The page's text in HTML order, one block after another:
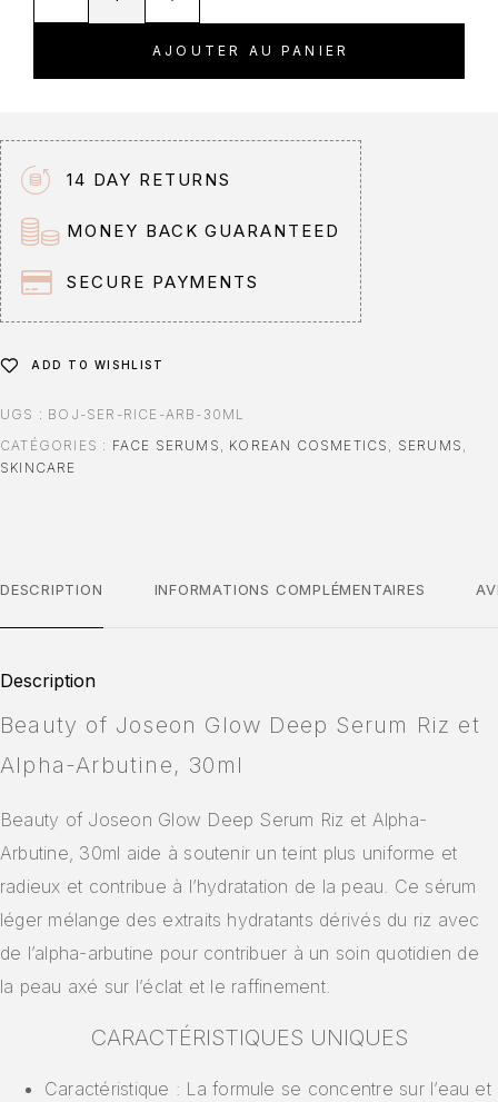
AJOUTER AU PANIER
a
t
i
v
e
:
14 DAY RETURNS
MONEY BACK GUARANTEED
SECURE PAYMENTS
ADD TO WISHLIST
UGS : BOJ-SER-RICE-ARB-30ML
CATÉGORIES : FACE SERUMS , KOREAN COSMETICS , SERUMS ,
SKINCARE
DESCRIPTION INFORMATIONS COMPLÉMENTAIRES
Description
Beauty of Joseon Glow Deep Serum Riz et
Alpha-Arbutine, 30ml
Beauty of Joseon Glow Deep Serum Riz et Alpha-
Arbutine, 30ml aide à soutenir un teint plus uniforme et
radieux et contribue à l’hydratation de la peau. Ce sérum
léger mélange des extraits hydratants dérivés du riz avec
de l’alpha-arbutine pour contribuer à un soin quotidien de
la peau axé sur l’éclat et le raffinement.
CARACTÉRISTIQUES UNIQUES
Caractéristique : La formule se concentre sur l’eau et